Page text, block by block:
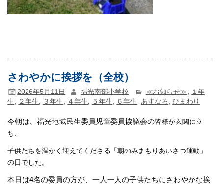
さわやかに挨拶を（全校）
2026年5月11日 福光南部小学校 ≪お知らせ≫
１年
生, ２年生, ３年生, ４年生, ５年生, ６年生, あすなろ ,ひまわり
今朝は、福光地域民生委員児童委員協議会の皆様が玄関に立
ち、
子供たちを温かく迎えてくださる「朝のみまもりあいさつ運動」
の日でした。
本日は4名の委員の方が、一人一人の子供たちにさわやかな挨